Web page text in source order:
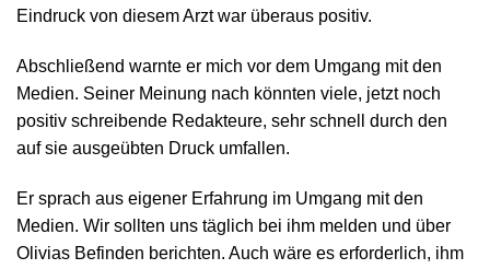
Eindruck von diesem Arzt war überaus positiv.
Abschließend warnte er mich vor dem Umgang mit den
Medien. Seiner Meinung nach könnten viele, jetzt noch
positiv schreibende Redakteure, sehr schnell durch den
auf sie ausgeübten Druck umfallen.
Er sprach aus eigener Erfahrung im Umgang mit den
Medien. Wir sollten uns täglich bei ihm melden und über
Olivias Befinden berichten. Auch wäre es erforderlich, ihm